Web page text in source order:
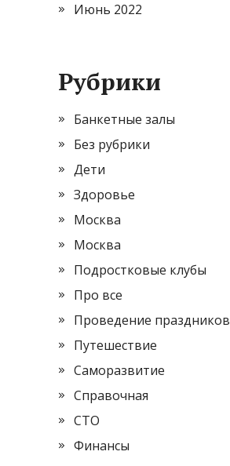
Июнь 2022
Рубрики
Банкетные залы
Без рубрики
Дети
Здоровье
Москва
Москва
Подростковые клубы
Про все
Проведение праздников
Путешествие
Саморазвитие
Справочная
СТО
Финансы